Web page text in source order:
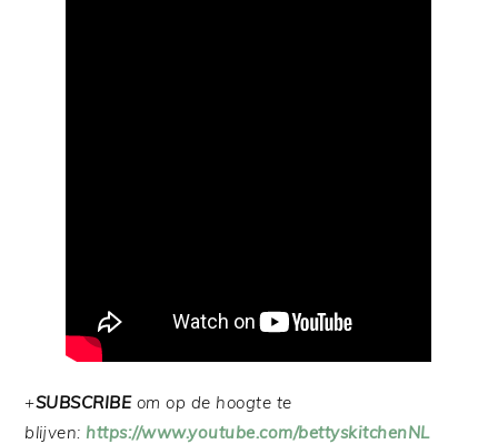
+SUBSCRIBEom op de hoogte te
blijven: https://www.youtube.com/bettyskitchenNL